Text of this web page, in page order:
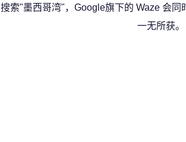
索"墨西哥湾"，Google旗下的 Waze 会
一无所获。